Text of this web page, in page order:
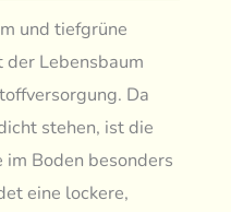
und tiefgrüne
Lebensbaum
Da
stehen, ist die
im Boden besonders
eine lockere,